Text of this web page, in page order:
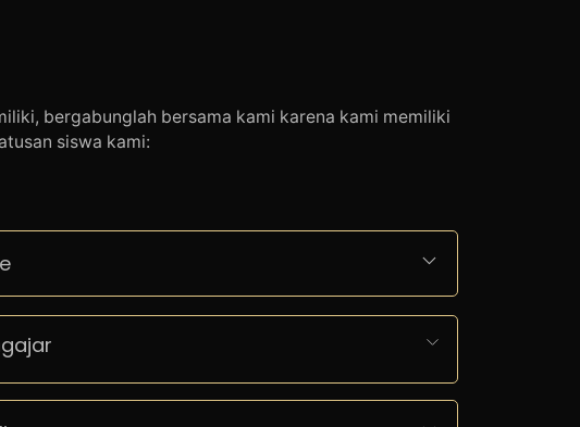
bergabunglah bersama kami karena kami memiliki
siswa kami: